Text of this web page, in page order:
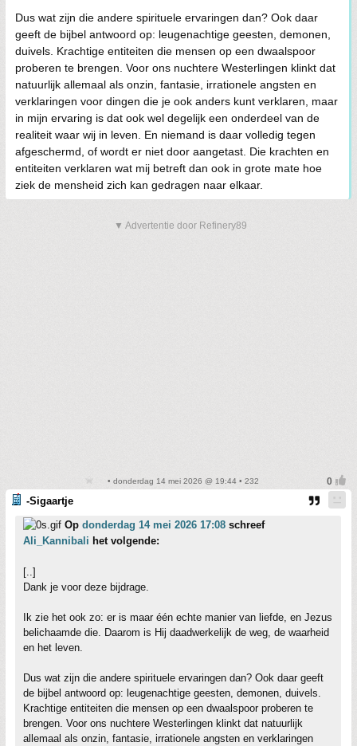
Dus wat zijn die andere spirituele ervaringen dan? Ook daar
geeft de bijbel antwoord op: leugenachtige geesten, demonen,
duivels. Krachtige entiteiten die mensen op een dwaalspoor
proberen te brengen. Voor ons nuchtere Westerlingen klinkt dat
natuurlijk allemaal als onzin, fantasie, irrationele angsten en
verklaringen voor dingen die je ook anders kunt verklaren, maar
in mijn ervaring is dat ook wel degelijk een onderdeel van de
realiteit waar wij in leven. En niemand is daar volledig tegen
afgeschermd, of wordt er niet door aangetast. Die krachten en
entiteiten verklaren wat mij betreft dan ook in grote mate hoe
ziek de mensheid zich kan gedragen naar elkaar.
▼ Advertentie door Refinery89
• donderdag 14 mei 2026 @ 19:44 • 232
-Sigaartje
Op donderdag 14 mei 2026 17:08 schreef
Ali_Kannibali het volgende:
[..]
Dank je voor deze bijdrage.
Ik zie het ook zo: er is maar één echte manier van liefde, en Jezus
belichaamde die. Daarom is Hij daadwerkelijk de weg, de waarheid
en het leven.
Dus wat zijn die andere spirituele ervaringen dan? Ook daar geeft
de bijbel antwoord op: leugenachtige geesten, demonen, duivels.
Krachtige entiteiten die mensen op een dwaalspoor proberen te
brengen. Voor ons nuchtere Westerlingen klinkt dat natuurlijk
allemaal als onzin, fantasie, irrationele angsten en verklaringen